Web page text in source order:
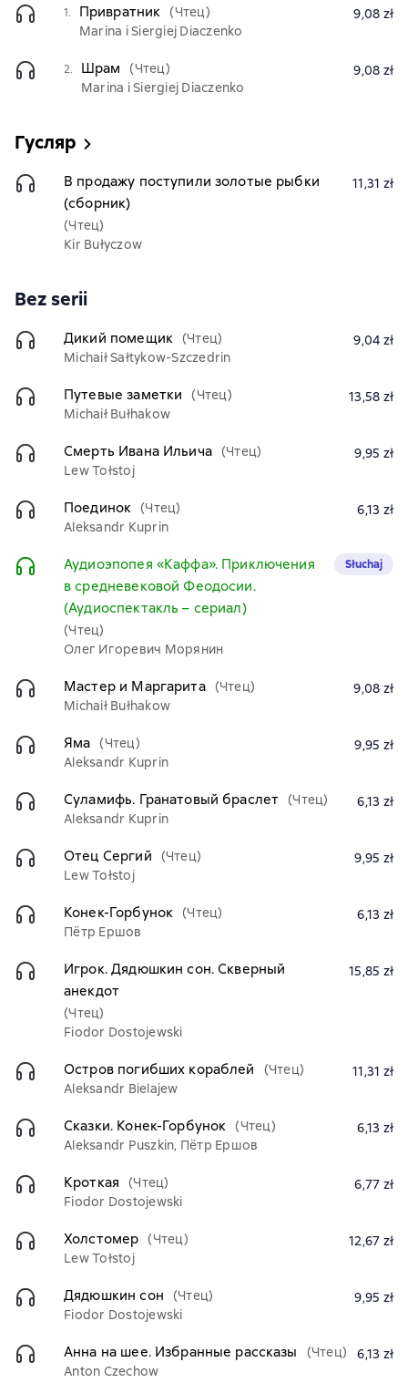
1. Привратник (Чтец)
Marina i Siergiej Diaczenko
9,08 zł
2. Шрам
(Чтец)
Marina i Siergiej Diaczenko
9,08 zł
Гусляр
В продажу поступили золотые рыбки
(сборник)
(Чтец)
Kir Bułyczow
11,31 zł
Bez serii
Дикий помещик (Чтец)
Michaił Sałtykow-Szczedrin
9,04 zł
Путевые заметки
(Чтец)
Michaił Bułhakow
13,58 zł
Смерть Ивана Ильича (Чтец)
Lew Tołstoj
9,95 zł
Поединок (Чтец)
Aleksandr Kuprin
6,13 zł
Аудиоэпопея «Каффа». Приключения
в средневековой Феодосии.
(Аудиоспектакль – сериал)
(Чтец)
Олег Игоревич Морянин
Słuchaj
Мастер и Маргарита (Чтец)
Michaił Bułhakow
9,08 zł
Яма (Чтец)
Aleksandr Kuprin
9,95 zł
Суламифь. Гранатовый браслет (Чтец)
Aleksandr Kuprin
6,13 zł
Отец Сергий
(Чтец)
Lew Tołstoj
9,95 zł
Конек-Горбунок (Чтец)
Пётр Ершов
6,13 zł
Игрок. Дядюшкин сон. Скверный
анекдот
(Чтец)
Fiodor Dostojewski
15,85 zł
Остров погибших кораблей
(Чтец)
Aleksandr Bielajew
11,31 zł
Сказки. Конек-Горбунок (Чтец)
Aleksandr Puszkin, Пётр Ершов
6,13 zł
Кроткая
(Чтец)
Fiodor Dostojewski
6,77 zł
Холстомер (Чтец)
Lew Tołstoj
12,67 zł
Дядюшкин сон
(Чтец)
Fiodor Dostojewski
9,95 zł
Анна на шее. Избранные рассказы
(Чтец)
Anton Czechow
6,13 zł